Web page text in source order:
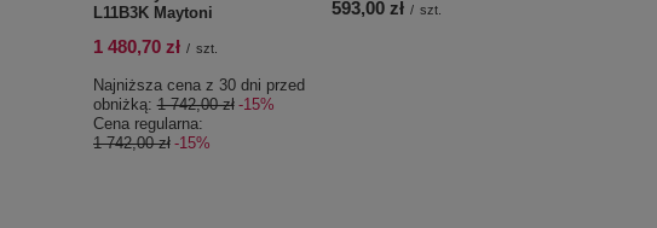
L11B3K Maytoni
1 480,70 zł / szt.
Najniższa cena z 30 dni przed
obniżką:1 742,00 zł -15%
Cena regularna:
1 742,00 zł -15%
593,00 zł / szt.